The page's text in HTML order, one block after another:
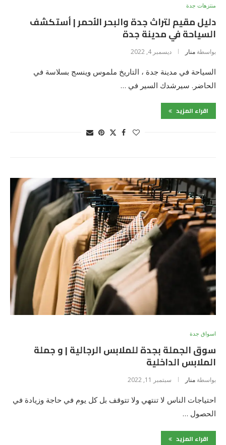
منتزهات جدة
دليل مقيم لتراث جدة والبحر الأحمر | أستكشف
السياحة في مدينة جدة
بواسطة منار ديسمبر 4, 2022
السياحة في مدينة جدة ، التاريخ ملموس وينسج بسلاسة في
الحاضر. سيرشدك السير في …
اقراء المزيد
اسواق جدة
سوق الجملة بجدة للملابس الرجالية | و جملة
الملابس الداخلية
بواسطة منار سبتمبر 11, 2022
احتياجات الناس لا تنتهي ولا تتوقف بل كل يوم في حاجة وزيادة في
الحصول …
اقراء المزيد